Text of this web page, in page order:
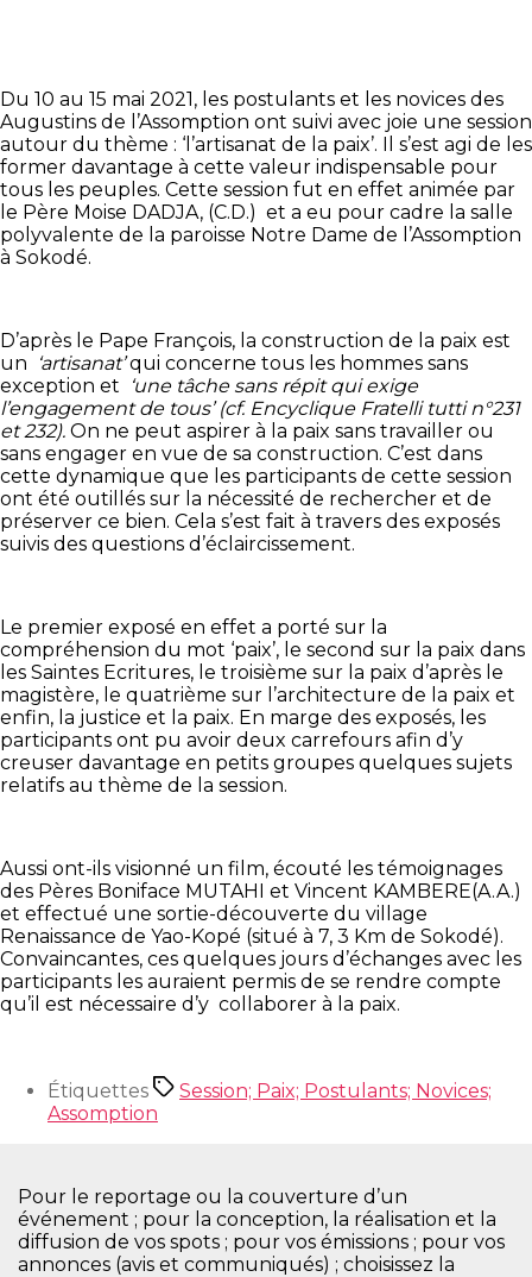
Du 10 au 15 mai 2021, les postulants et les novices des
Augustins de l’Assomption ont suivi avec joie une session
autour du thème : ‘l’artisanat de la paix’. Il s’est agi de les
former davantage à cette valeur indispensable pour
tous les peuples. Cette session fut en effet animée par
le Père Moise DADJA, (C.D.) et a eu pour cadre la salle
polyvalente de la paroisse Notre Dame de l’Assomption
à Sokodé.
D’après le Pape François, la construction de la paix est
un
‘artisanat’qui concerne tous les hommes sans
exception et
‘une tâche sans répit qui exige
l’engagement de tous’ (cf. Encyclique Fratelli tutti n°231
et 232). On ne peut aspirer à la paix sans travailler ou
sans engager en vue de sa construction. C’est dans
cette dynamique que les participants de cette session
ont été outillés sur la nécessité de rechercher et de
préserver ce bien. Cela s’est fait à travers des exposés
suivis des questions d’éclaircissement.
Le premier exposé en effet a porté sur la
compréhension du mot ‘paix’, le second sur la paix dans
les Saintes Ecritures, le troisième sur la paix d’après le
magistère, le quatrième sur l’architecture de la paix et
enfin, la justice et la paix. En marge des exposés, les
participants ont pu avoir deux carrefours afin d’y
creuser davantage en petits groupes quelques sujets
relatifs au thème de la session.
Aussi ont-ils visionné un film, écouté les témoignages
des Pères Boniface MUTAHI et Vincent KAMBERE(A.A.)
et effectué une sortie-découverte du village
Renaissance de Yao-Kopé (situé à 7, 3 Km de Sokodé).
Convaincantes, ces quelques jours d’échanges avec les
participants les auraient permis de se rendre compte
qu’il est nécessaire d’y collaborer à la paix.
Étiquettes
Session; Paix; Postulants; Novices;
Assomption
Pour le reportage ou la couverture d’un
événement ; pour la conception, la réalisation et la
diffusion de vos spots ; pour vos émissions ; pour vos
annonces (avis et communiqués) ; choisissez la